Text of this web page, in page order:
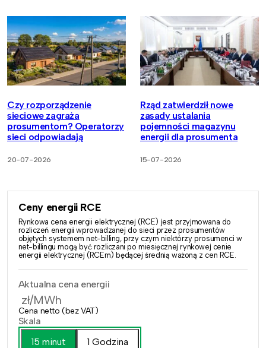
Czy rozporządzenie
sieciowe zagraża
prosumentom? Operatorzy
sieci odpowiadają
20-07-2026
Rząd zatwierdził nowe
zasady ustalania
pojemności magazynu
energii dla prosumenta
15-07-2026
Ceny energii RCE
Rynkowa cena energii elektrycznej (RCE) jest przyjmowana do
rozliczeń energii wprowadzanej do sieci przez prosumentów
objętych systemem net-billing, przy czym niektórzy prosumenci w
net-billingu mogą być rozliczani po miesięcznej rynkowej cenie
energii elektrycznej (RCEm) będącej średnią ważoną z cen RCE.
Aktualna cena energii
zł/MWh
Cena netto (bez VAT)
Skala
15 minut
1 Godzina